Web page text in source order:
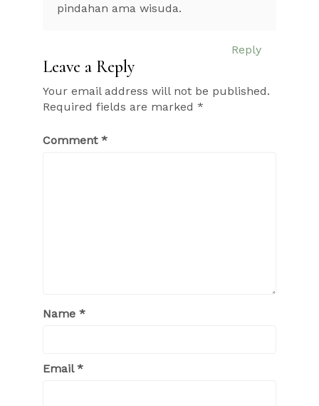
pindahan ama wisuda.
Reply
Leave a Reply
Your email address will not be published.
Required fields are marked *
Comment *
Name *
Email*